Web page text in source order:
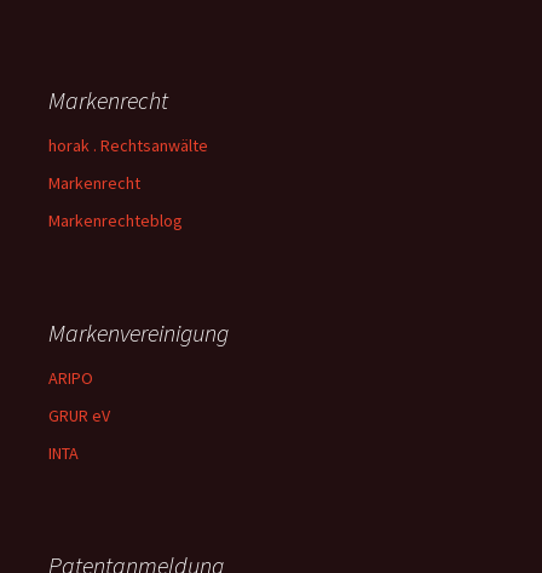
Markenrecht
horak . Rechtsanwälte
Markenrecht
Markenrechteblog
Markenvereinigung
ARIPO
GRUR eV
INTA
Patentanmeldung